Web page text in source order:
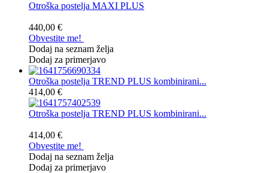
Otroška postelja MAXI PLUS
440,00 €
Obvestite me!
Dodaj na seznam želja
Dodaj za primerjavo
Otroška postelja TREND PLUS kombinirani...
414,00 €
Otroška postelja TREND PLUS kombinirani...
414,00 €
Obvestite me!
Dodaj na seznam želja
Dodaj za primerjavo